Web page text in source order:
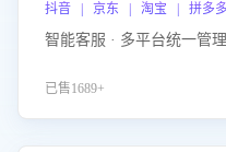
抖音 | 京东 | 淘宝 | 拼多多
智能客服 · 多平台统一管
已售1689+